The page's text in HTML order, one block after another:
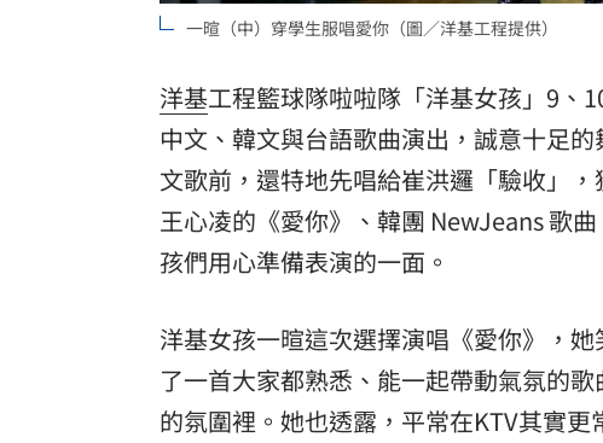
一暄（中）穿學生服唱愛你（圖／洋基工程提供）
洋基工程籃球隊啦啦隊「洋基女孩」9、
中文、韓文與台語歌曲演出，誠意十足
文歌前，還特地先唱給崔洪邏「驗收」
王心凌的《愛你》、韓團 NewJeans 歌
孩們用心準備表演的一面。
洋基女孩一暄這次選擇演唱《愛你》，
了一首大家都熟悉、能一起帶動氣氛的
的氛圍裡。她也透露，平常在KTV其實